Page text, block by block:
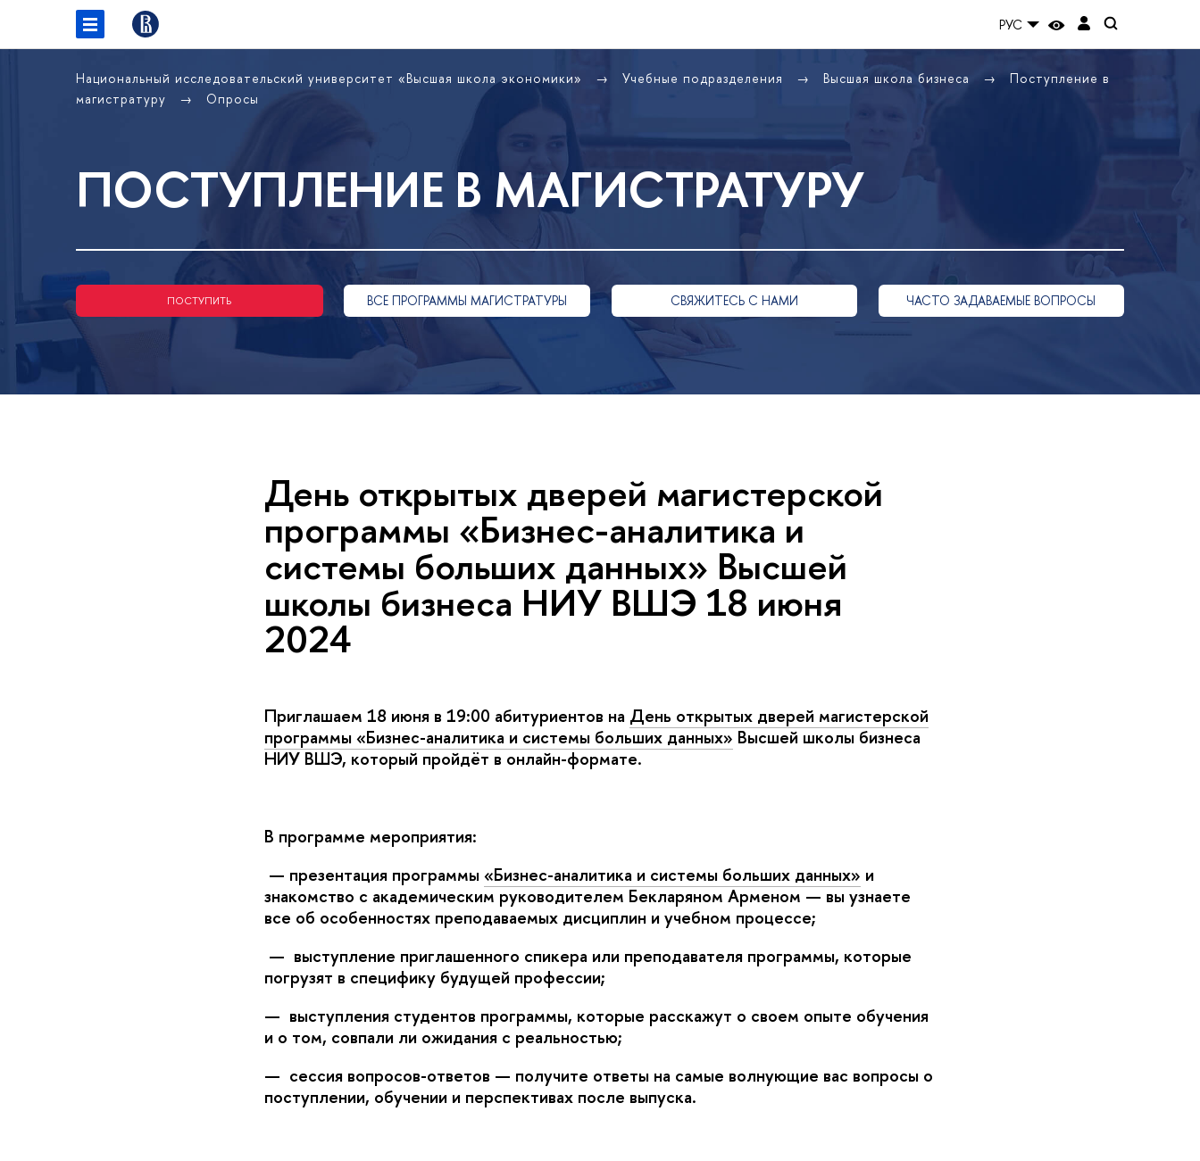
РУС
Национальный исследовательский университет «Высшая школа экономики» Учебные подразделения ысшая школа бизнеса
Поступление
магистратуру
Опросы
ПОСТУПЛЕНИЕ В МАГИСТРАТУРУ
ПОСТУПИТЬ СЕ ПРОГРАММЫ МАГИСТРАТУРЫ СВЯЖИТЕСЬ С НАМИ ЧАСТО ЗАДАВАЕМЫЕ ВОПРОСЫ
День открытых дверей магистерской
программы «Бизнес-аналитика и
системы больших данных» Высшей
школы бизнеса НИУ ВШЭ 18 июня
2024
Приглашаем 18 июня в 19:00 абитуриентов на День открытых дверей магистерской
программы «Бизнес-аналитика и системы больших данных» ысшей школы бизнеса
НИУ ВШЭ, который пройдёт в онлайн-формате.
программе мероприятия:
— презентация программы «Бизнес-аналитика и системы больших данных» и
знакомство с академическим руководителем Бекларяном Арменом — вы узнаете
се об особенностях преподаваемых дисциплин и учебном процессе;
— выступление приглашенного спикера или преподавателя программы, которые
погрузят в специфику будущей профессии;
— выступления студентов программы, которые расскажут о своем опыте обучения
и о том, совпали ли ожидания с реальностью;
— сессия вопросов-ответов — получите ответы на самые волнующие вас вопросы о
поступлении, обучении и перспективах после выпуска.